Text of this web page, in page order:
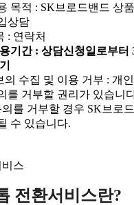
목적 : SK브로드밴드 상
상담
: 연락처
기간 : 상담신청일로부터
의 수집 및 이용 거부 : 개
를 거부할 권리가 있습니
의를 거부할 경우 SK브로
수 있습니다.
스
전환서비스란?